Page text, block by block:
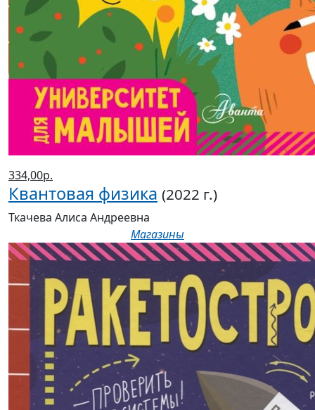
334,00р.
Квантовая физика (2022 г.)
Ткачева Алиса Андреевна
Магазины